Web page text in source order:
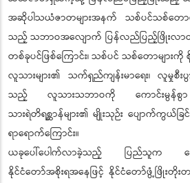
အဆိုပါသယံဇာတများအနက် သစ်ပင်သစ်တော
သည့် သဘာဝအလျောက် ပြန်လည်ပြည့်ဖြို
တစ်ခုပင်ဖြစ်ကြောင်း၊ သစ်ပင် သစ်တောများကို
လူသားများ၏ သက်ရှည်ကျန်းမာရေး၊ လူမှုစီ
သည့် လူသားသဘာဝကို ကောင်းမွန်
သားရဲတိရစ္ဆာန်များ၏ မျိုးသုဉ်း ပျောက်ကွ
ရာရောက်ကြောင်း။
ယခုပေါ်ပေါက်လာခဲ့သည့် ပြည်သူက ရွေ
နိုင်ငံတော်အစိုးရအနေဖြင့် နိုင်ငံတော်ဖွံ့ဖြိုး